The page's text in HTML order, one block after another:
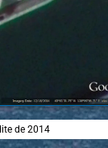
de 2014